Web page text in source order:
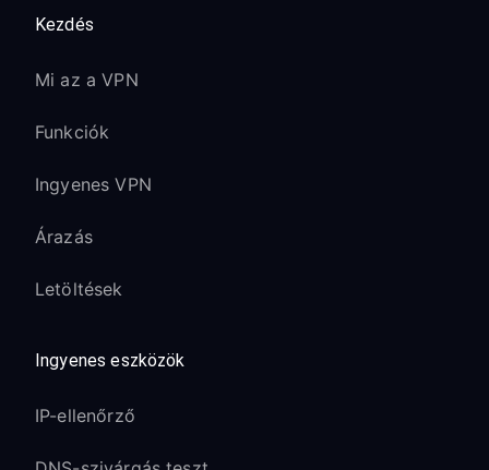
Kezdés
Mi az a VPN
Funkciók
Ingyenes VPN
Árazás
Letöltések
Ingyenes eszközök
IP-ellenőrző